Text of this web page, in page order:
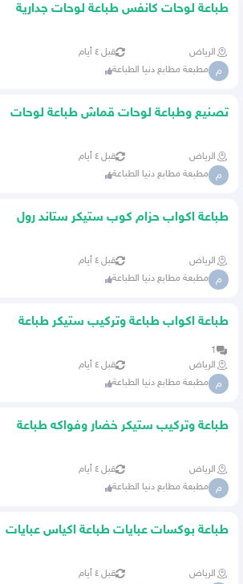
طباعة لوحات كانفس طباعة لوحات جدارية
الرياض قبل ٤ أيام
م مطبعة مطابع دنيا الطباعة
تصنيع وطباعة لوحات قماش طباعة لوحات
الرياض قبل ٤ أيام
م مطبعة مطابع دنيا الطباعة
طباعة اكواب حزام كوب ستيكر ستاند رول
الرياض قبل ٤ أيام
م مطبعة مطابع دنيا الطباعة
طباعة اكواب طباعة وتركيب ستيكر طباعة
1
الرياض
قبل ٤ أيام
م مطبعة مطابع دنيا الطباعة
طباعة وتركيب ستيكر خضار وفواكه طباعة
الرياض قبل ٤ أيام
م مطبعة مطابع دنيا الطباعة
طباعة بوكسات عبايات طباعة اكياس عبايات
الرياض قبل ٤ أيام